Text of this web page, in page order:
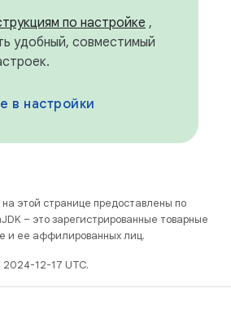
по настройке ,
удобный, совместимый
в настройки
этой странице предоставлены по
– это зарегистрированные товарные
и ее аффилированных лиц.
2024-12-17 UTC.